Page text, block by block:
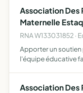
Association Des
Maternelle
RNA W133031852 ·
Apporter un
l'équipe éducative
Association Des